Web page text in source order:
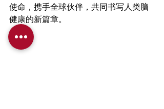
使命，携手全球伙伴，共同书写人类脑
健康的新篇章。